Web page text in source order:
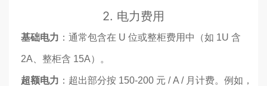
2. 电力费用
基础电力 ：通常包含在 U 位或整柜费用中（如 1U 含
2A、整柜含 15A）。
超额电力 ：超出部分按 150-200 元 / A / 月计费。例如，